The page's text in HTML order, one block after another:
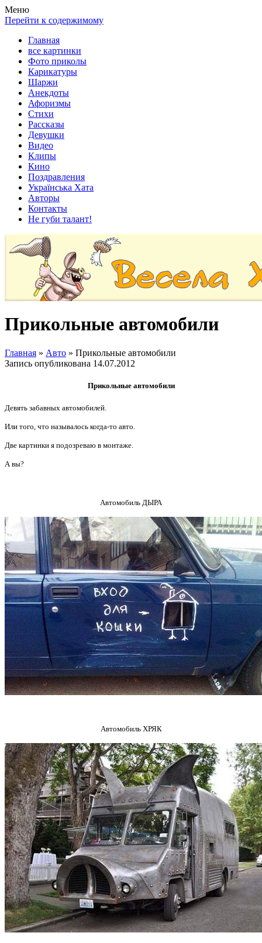
Весела хата — прикольные картинки, смешные истории,
клипы!
Покажем всем ваши фото приколы, карикатуры, шаржи, стихи,
рассказы, видео и песни!
Меню
Перейти к содержимому
Главная
все картинки
Фото приколы
Карикатуры
Шаржи
Анекдоты
Афоризмы
Стихи
Рассказы
Девушки
Видео
Клипы
Кино
Поздравления
Українська Хата
Авторы
Контакты
Не губи талант!
Прикольные автомобили
Главная » Авто » Прикольные автомобили
Запись опубликована 14.07.2012
Прикольные автомобили
Девять забавных автомобилей.
Или того, что называлось когда-то авто.
Две картинки я подозреваю в монтаже.
А вы?
Автомобиль ДЫРА
Автомобиль ХРЯК